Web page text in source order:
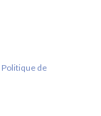
Politique de